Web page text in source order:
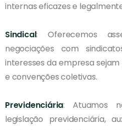
internas eficazes e
Sindical: Oferecemos
negociações com
interesses da empresa
e convenções coletivas.
Previdenciária: Atuamos
legislação previdenciária,